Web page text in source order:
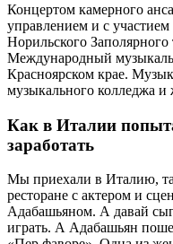
Концертом камерного
управлением и с
Норильского
Международный
Красноярском крае.
музыкального колледжа
Как в Италии
заработать
Мы приехали в Италию,
ресторане с актером и
Адабашьяном. А давай
играть. А Адабашьян